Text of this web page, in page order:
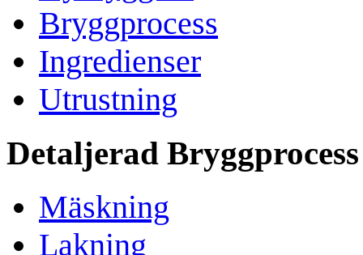
Bryggprocess
Ingredienser
Utrustning
Detaljerad Bryggprocess
Mäskning
Lakning